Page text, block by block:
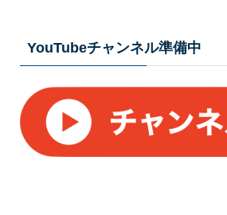
YouTubeチャンネル準備中